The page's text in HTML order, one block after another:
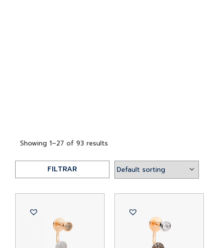
Showing 1–27 of 93 results
FILTRAR